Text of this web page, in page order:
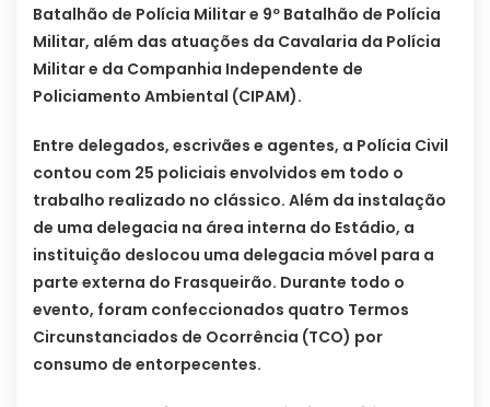
Batalhão de Polícia Militar e 9º Batalhão de Polícia
Militar, além das atuações da Cavalaria da Polícia
Militar e da Companhia Independente de
Policiamento Ambiental (CIPAM).
Entre delegados, escrivães e agentes, a Polícia Civil
contou com 25 policiais envolvidos em todo o
trabalho realizado no clássico. Além da instalação
de uma delegacia na área interna do Estádio, a
instituição deslocou uma delegacia móvel para a
parte externa do Frasqueirão. Durante todo o
evento, foram confeccionados quatro Termos
Circunstanciados de Ocorrência (TCO) por
consumo de entorpecentes.